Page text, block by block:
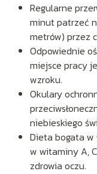
Regularne
minut patrzeć
metrów) przez
Odpowiednie
miejsce pracy
wzroku.
Okulary
niebieskiego
Dieta bogata
w witaminy A,
zdrowia oczu.